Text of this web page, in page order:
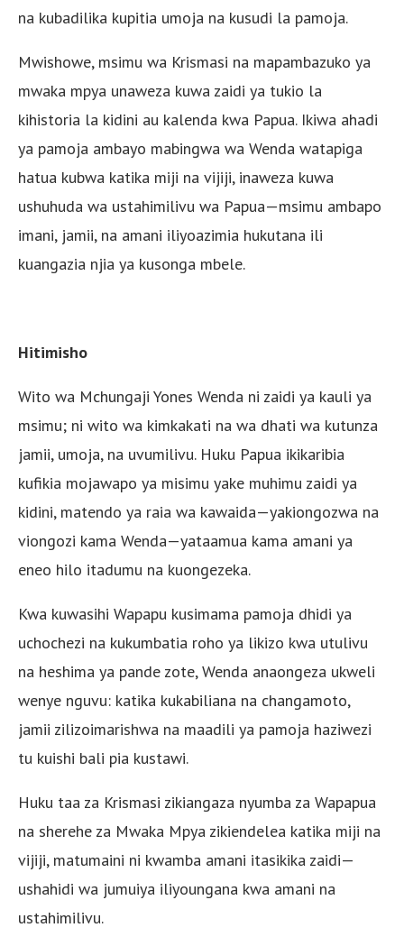
na kubadilika kupitia umoja na kusudi la pamoja.
Mwishowe, msimu wa Krismasi na mapambazuko ya
mwaka mpya unaweza kuwa zaidi ya tukio la
kihistoria la kidini au kalenda kwa Papua. Ikiwa ahadi
ya pamoja ambayo mabingwa wa Wenda watapiga
hatua kubwa katika miji na vijiji, inaweza kuwa
ushuhuda wa ustahimilivu wa Papua—msimu ambapo
imani, jamii, na amani iliyoazimia hukutana ili
kuangazia njia ya kusonga mbele.
Hitimisho
Wito wa Mchungaji Yones Wenda ni zaidi ya kauli ya
msimu; ni wito wa kimkakati na wa dhati wa kutunza
jamii, umoja, na uvumilivu. Huku Papua ikikaribia
kufikia mojawapo ya misimu yake muhimu zaidi ya
kidini, matendo ya raia wa kawaida—yakiongozwa na
viongozi kama Wenda—yataamua kama amani ya
eneo hilo itadumu na kuongezeka.
Kwa kuwasihi Wapapu kusimama pamoja dhidi ya
uchochezi na kukumbatia roho ya likizo kwa utulivu
na heshima ya pande zote, Wenda anaongeza ukweli
wenye nguvu: katika kukabiliana na changamoto,
jamii zilizoimarishwa na maadili ya pamoja haziwezi
tu kuishi bali pia kustawi.
Huku taa za Krismasi zikiangaza nyumba za Wapapua
na sherehe za Mwaka Mpya zikiendelea katika miji na
vijiji, matumaini ni kwamba amani itasikika zaidi—
ushahidi wa jumuiya iliyoungana kwa amani na
ustahimilivu.